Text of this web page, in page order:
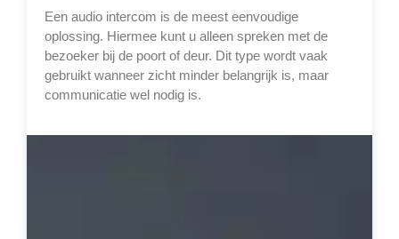
Een audio intercom is de meest eenvoudige
oplossing. Hiermee kunt u alleen spreken met de
bezoeker bij de poort of deur. Dit type wordt vaak
gebruikt wanneer zicht minder belangrijk is, maar
communicatie wel nodig is.